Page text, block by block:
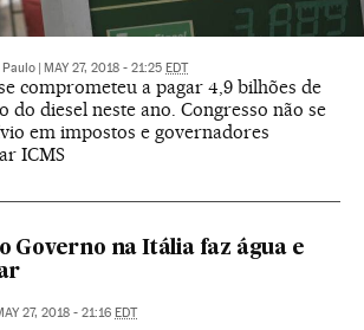
Paulo MAY 27, 2018 - 21:25 EDT
comprometeu a pagar 4,9 bilhões de
do diesel neste ano. Congresso não se
em impostos e governadores
ICMS
Governo na Itália faz água e
27, 2018 - 21:16 EDT